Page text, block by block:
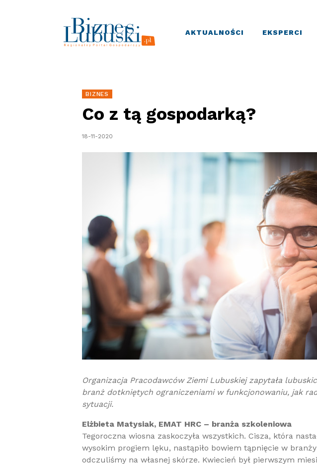
AKTUALNOŚCI EKSPERCI
BIZNES
Co z tą gospodarką?
18-11-2020
Organizacja Pracodawców Ziemi Lubuskiej zapytała
branż dotkniętych ograniczeniami w funkcjonowaniu, jak
sytuacji.
Elżbieta Matysiak, EMAT HRC – branża szkoleniowa
Tegoroczna wiosna zaskoczyła wszystkich. Cisza, która
wysokim progiem lęku, nastąpiło bowiem tąpnięcie w
odczuliśmy na własnej skórze. Kwiecień był pierwszym